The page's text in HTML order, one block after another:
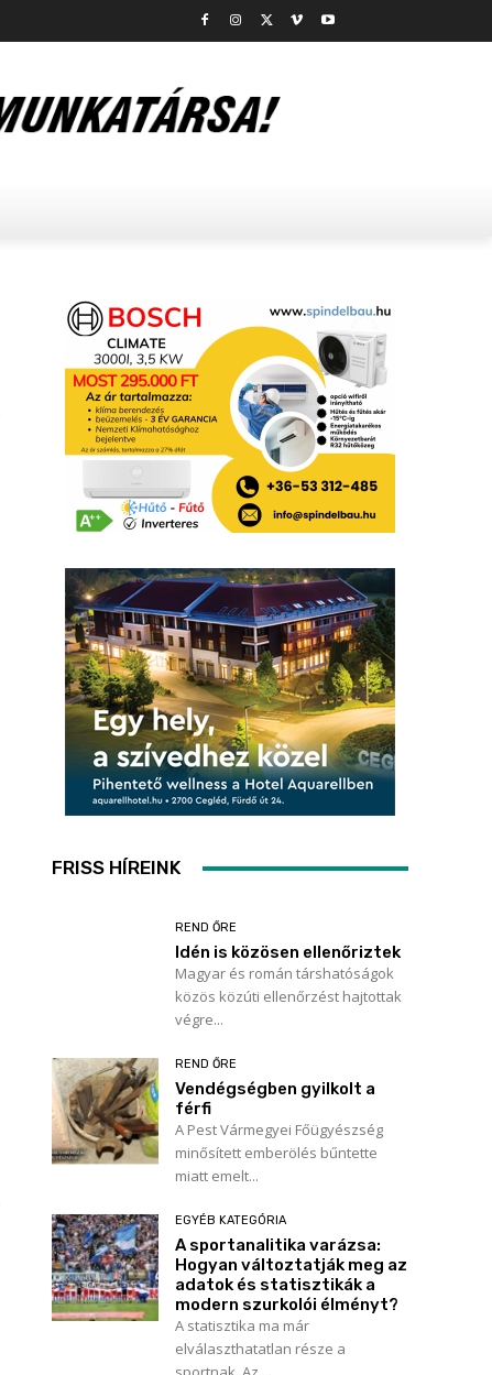
FRISS HÍREINK
REND ŐRE
Idén is közösen ellenőriztek
Magyar és román társhatóságok
közös közúti ellenőrzést hajtottak
végre...
REND ŐRE
Vendégségben gyilkolt a
férfi
A Pest Vármegyei Főügyészség
minősített emberölés bűntette
miatt emelt...
EGYÉB KATEGÓRIA
A sportanalitika varázsa:
Hogyan változtatják meg az
adatok és statisztikák a
modern szurkolói élményt?
A statisztika ma már
elválaszthatatlan része a